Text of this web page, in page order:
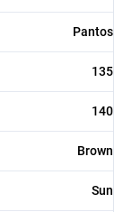
Pantos
135
140
Brown
Sun